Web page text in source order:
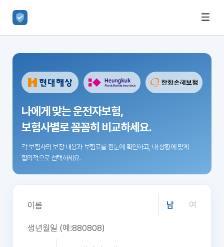
나에게 맞는 운전자보험,
보험사별로 꼼꼼히 비교하세요.
각 보험사의 보장 내용과 보험료를 한눈에 확인하고, 내 상황에 맞게
합리적으로 선택하세요.
남 여